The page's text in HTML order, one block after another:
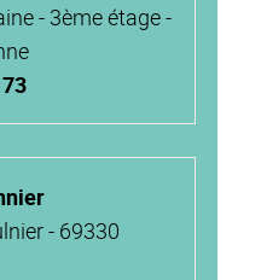
- 3ème étage -
- 69330